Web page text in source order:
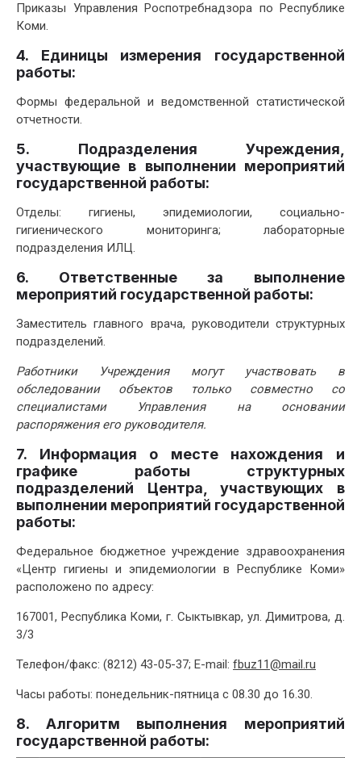
Приказы Управления Роспотребнадзора по Республике
Коми.
4. Единицы измерения государственной
работы:
Формы федеральной и ведомственной статистической
отчетности.
5. Подразделения Учреждения,
участвующие в выполнении мероприятий
государственной работы:
Отделы: гигиены, эпидемиологии, социально-
гигиенического мониторинга; лабораторные
подразделения ИЛЦ.
6. Ответственные за выполнение
мероприятий государственной работы:
Заместитель главного врача, руководители структурных
подразделений.
Работники Учреждения могут участвовать в
обследовании объектов только совместно со
специалистами Управления на основании
распоряжения его руководителя.
7. Информация о месте нахождения и
графике работы структурных
подразделений Центра, участвующих в
выполнении мероприятий государственной
работы:
Федеральное бюджетное учреждение здравоохранения
«Центр гигиены и эпидемиологии в Республике Коми»
расположено по адресу:
167001, Республика Коми, г. Сыктывкар, ул. Димитрова, д.
3/3
Телефон/факс: (8212) 43-05-37; E-mail: fbuz11@mail.ru
Часы работы: понедельник-пятница с 08.30 до 16.30.
8. Алгоритм выполнения мероприятий
государственной работы: